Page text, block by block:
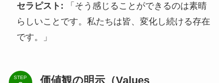
セラピスト: 「そう感じることができるのは素晴
らしいことです。私たちは皆、変化し続ける存在
です。」
STEP
価値観の明示（Values